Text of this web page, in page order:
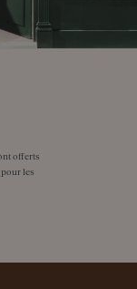
offerts
les